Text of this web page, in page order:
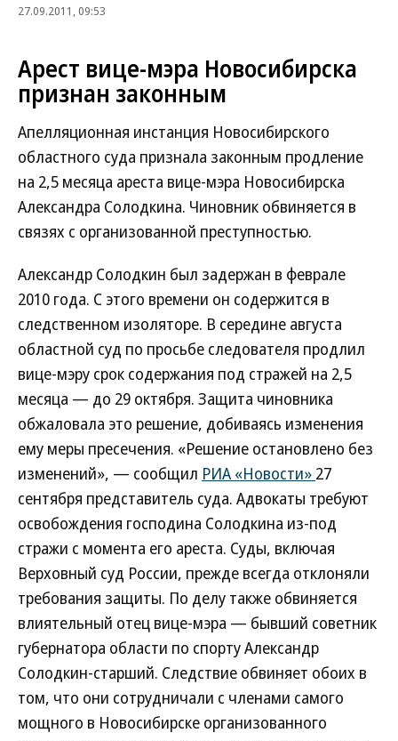
27.09.2011, 09:53
Арест вице-мэра Новосибирска
признан законным
Апелляционная инстанция Новосибирского
областного суда признала законным продление
на 2,5 месяца ареста вице-мэра Новосибирска
Александра Солодкина. Чиновник обвиняется в
связях с организованной преступностью.
Александр Солодкин был задержан в феврале
2010 года. С этого времени он содержится в
следственном изоляторе. В середине августа
областной суд по просьбе следователя продлил
вице-мэру срок содержания под стражей на 2,5
месяца — до 29 октября. Защита чиновника
обжаловала это решение, добиваясь изменения
ему меры пресечения. «Решение остановлено без
изменений», — сообщил РИА «Новости» 27
сентября представитель суда. Адвокаты требуют
освобождения господина Солодкина из-под
стражи с момента его ареста. Суды, включая
Верховный суд России, прежде всегда отклоняли
требования защиты. По делу также обвиняется
влиятельный отец вице-мэра — бывший советник
губернатора области по спорту Александр
Солодкин-старший. Следствие обвиняет обоих в
том, что они сотрудничали с членами самого
мощного в Новосибирске организованного